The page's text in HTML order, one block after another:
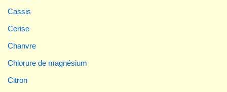
Cassis
Cerise
Chanvre
Chlorure de magnésium
Citron